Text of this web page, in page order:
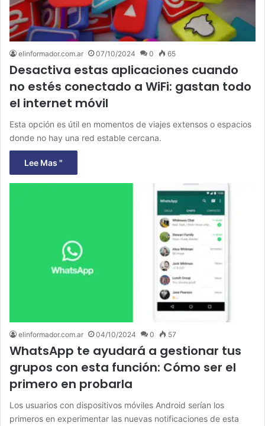
elinformador.com.ar 07/10/2024 0 65
Desactiva estas aplicaciones cuando
no estés conectado a WiFi: gastan todo
el internet móvil
Esta opción es útil en momentos de viajes extensos o espacios
donde no hay una red estable cercana.
Lee Mas "
elinformador.com.ar 04/10/2024 0 57
WhatsApp te ayudará a gestionar tus
grupos con esta función: Cómo ser el
primero en probarla
Los usuarios con dispositivos móviles Android serían los
primeros en experimentar las nuevas notificaciones de esta